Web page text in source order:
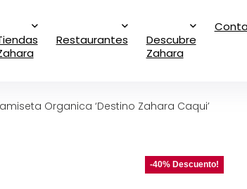
Restaurantes
Descubre
Zahara
Organica ‘Destino Zahara Caqui’
-40% Descuento!